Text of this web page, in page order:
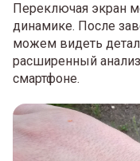
Переключая экран
динамике. После
можем видеть
расширенный
смартфоне.